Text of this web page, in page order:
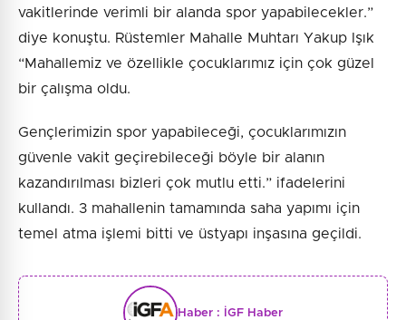
vakitlerinde verimli bir alanda spor yapabilecekler.”
diye konuştu. Rüstemler Mahalle Muhtarı Yakup Işık
“Mahallemiz ve özellikle çocuklarımız için çok güzel
bir çalışma oldu.
Gençlerimizin spor yapabileceği, çocuklarımızın
güvenle vakit geçirebileceği böyle bir alanın
kazandırılması bizleri çok mutlu etti.” ifadelerini
kullandı. 3 mahallenin tamamında saha yapımı için
temel atma işlemi bitti ve üstyapı inşasına geçildi.
Haber : İGF Haber